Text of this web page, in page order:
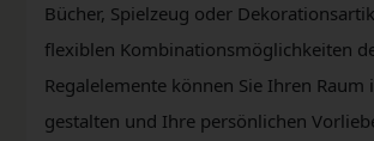
Bücher, Spielzeug oder
flexiblen Kombinationsmöglichkeiten
Regalelemente können Sie Ihren
gestalten und Ihre persönlichen